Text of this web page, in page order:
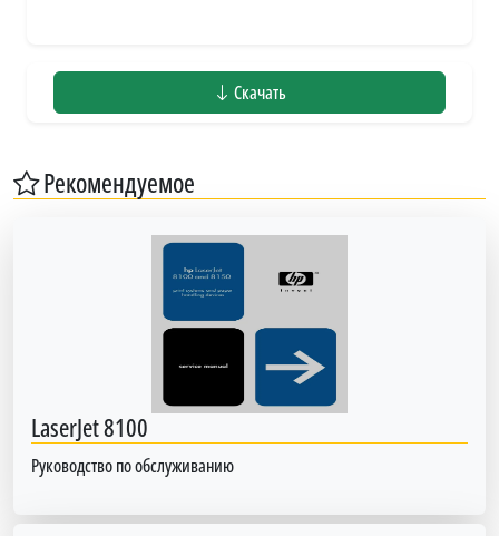
Скачать
Рекомендуемое
LaserJet 8100
Руководство по обслуживанию